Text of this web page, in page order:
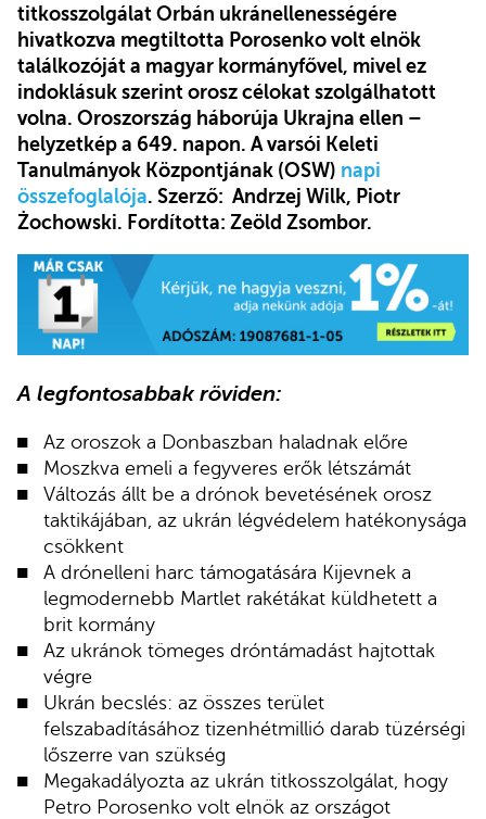
titkosszolgálat Orbán ukránellenességére
hivatkozva megtiltotta Porosenko volt elnök
találkozóját a magyar kormányfővel, mivel ez
indoklásuk szerint orosz célokat szolgálhatott
volna. Oroszország háborúja Ukrajna ellen –
helyzetkép a 649. napon. A varsói Keleti
Tanulmányok Központjának (OSW) napi
összefoglalója. Szerző: Andrzej Wilk, Piotr
Żochowski. Fordította: Zeöld Zsombor.
A legfontosabbak röviden:
Az oroszok a Donbaszban haladnak előre
Moszkva emeli a fegyveres erők létszámát
Változás állt be a drónok bevetésének orosz
taktikájában, az ukrán légvédelem hatékonysága
csökkent
A drónelleni harc támogatására Kijevnek a
legmodernebb Martlet rakétákat küldhetett a
brit kormány
Az ukránok tömeges dróntámadást hajtottak
végre
Ukrán becslés: az összes terület
felszabadításához tizenhétmillió darab tüzérségi
lőszerre van szükség
Megakadályozta az ukrán titkosszolgálat, hogy
Petro Porosenko volt elnök az országot